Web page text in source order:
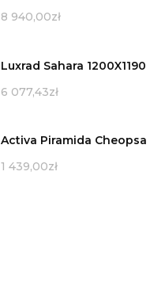
8 940,00zł
Luxrad Sahara 1200X1190
6 077,43zł
Activa Piramida Cheopsa
1 439,00zł